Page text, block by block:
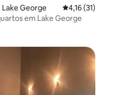
de 5, 70 avaliações
Lake George 4,16 de uma
4,16 (31)
em Lake George